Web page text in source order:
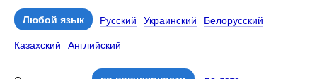
Любой язык Русский Украинский Белорусский
Казахский Английский